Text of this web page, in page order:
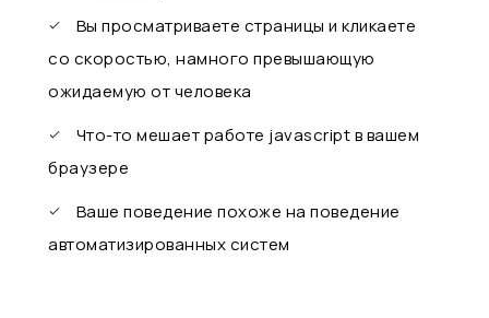
Вы просматриваете страницы и кликаете
со скоростью, намного превышающую
ожидаемую от человека
Что-то мешает работе javascript в вашем
браузере
Ваше поведение похоже на поведение
автоматизированных систем